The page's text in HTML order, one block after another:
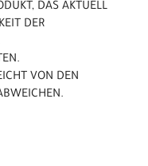
DAS AKTUELL
DER
VON DEN